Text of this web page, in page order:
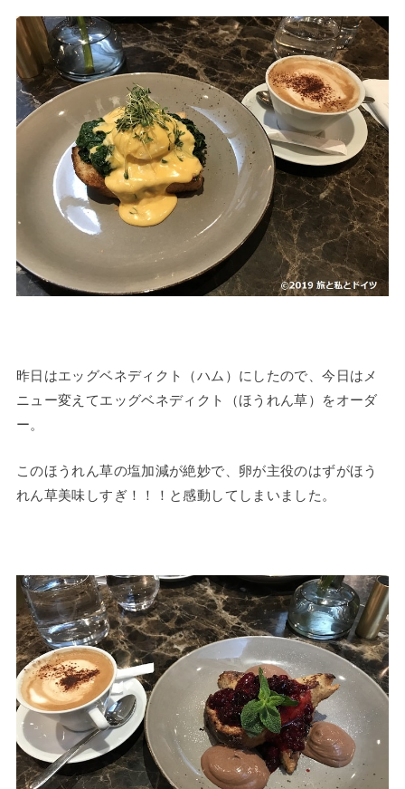
昨日はエッグベネディクト（ハム）にしたので、今日はメ
ニュー変えてエッグベネディクト（ほうれん草）をオーダ
ー。
このほうれん草の塩加減が絶妙で、卵が主役のはずがほう
れん草美味しすぎ！！！と感動してしまいました。